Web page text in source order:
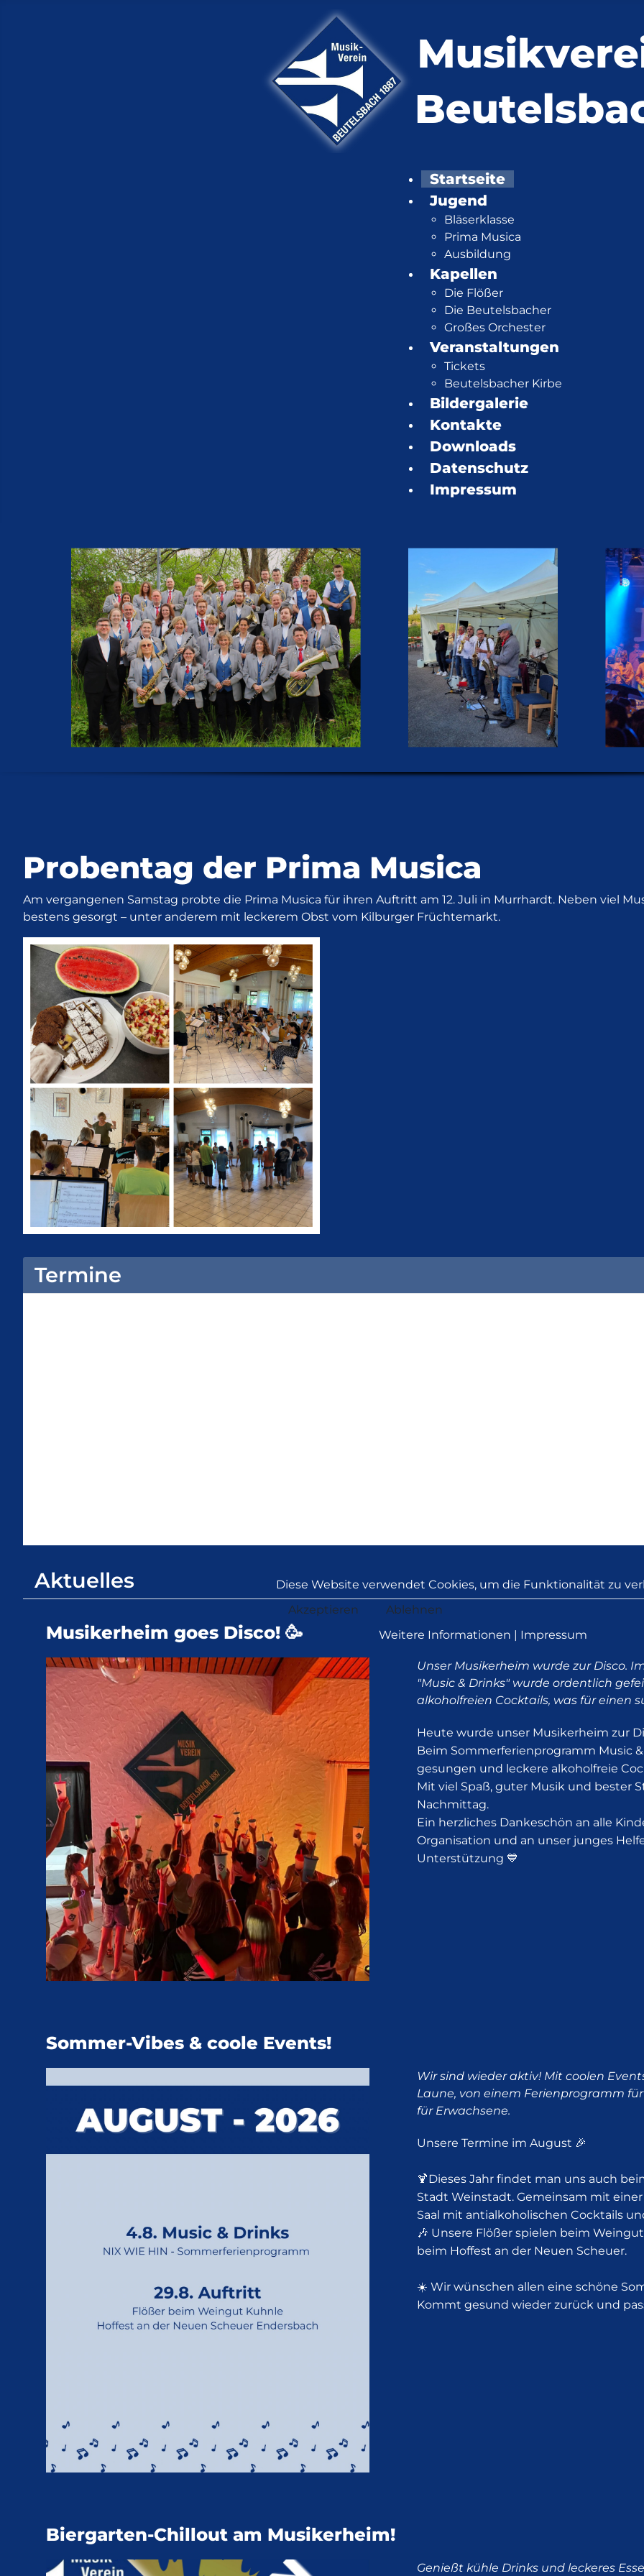
Startseite
Jugend
Bläserklasse
Prima Musica
Ausbildung
Kapellen
Die Flößer
Die Beutelsbacher
Großes Orchester
Veranstaltungen
Tickets
Beutelsbacher Kirbe
Bildergalerie
Kontakte
Downloads
Datenschutz
Impressum
Termine
Probentag der Prima Musica
Am vergangenen Samstag probte die Prima Musica für ihren Auftritt am 12. Juli in Murrhardt. Neben viel
bestens gesorgt – unter anderem mit leckerem Obst vom Kilburger Früchtemarkt.
Aktuelles
Musikerheim goes Disco! 🥳
Unser Musikerheim wurde zur Disco.
"Music & Drinks" wurde ordentlich
alkoholfreien Cocktails, was für einen
Heute wurde unser Musikerheim zur
Beim Sommerferienprogramm Music
gesungen und leckere alkoholfreie
Mit viel Spaß, guter Musik und bester
Nachmittag.
Ein herzliches Dankeschön an alle
Organisation und an unser junges
Unterstützung 💙
Sommer-Vibes & coole Events!
Wir sind wieder aktiv! Mit coolen
Laune, von einem Ferienprogramm
für Erwachsene.
Unsere Termine im August 🎉
🍹Dieses Jahr findet man uns auch
Stadt Weinstadt. Gemeinsam mit
Saal mit antialkoholischen Cocktails
🎶 Unsere Flößer spielen beim
beim Hoffest an der Neuen Scheuer.
☀️ Wir wünschen allen eine schöne
Kommt gesund wieder zurück und
Biergarten-Chillout am Musikerheim!
Genießt kühle Drinks und leckeres
Diese Website verwendet Cookies, um die Funktionalität zu
Akzeptieren
Ablehnen
Weitere Informationen | Impressum